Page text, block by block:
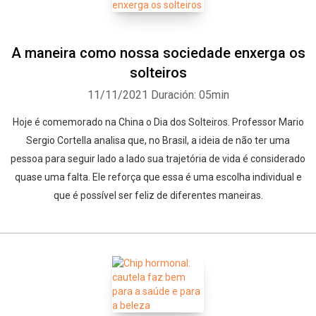
A maneira como nossa sociedade enxerga os
solteiros
11/11/2021 Duración: 05min
Hoje é comemorado na China o Dia dos Solteiros. Professor Mario
Sergio Cortella analisa que, no Brasil, a ideia de não ter uma
pessoa para seguir lado a lado sua trajetória de vida é considerado
quase uma falta. Ele reforça que essa é uma escolha individual e
que é possível ser feliz de diferentes maneiras.